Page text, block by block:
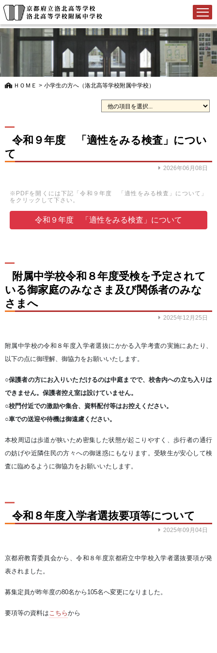
ＨＯＭＥ > 小学生の方へ（洛北高等学校附属中学校）
令和９年度 「適性をみる検査」につい
て
2026年06月08日
※PDFを開くには下記「令和９年度 「適性をみる検査」について」
をクリックして下さい。
令和９年度 「適性をみる検査」について
附属中学校令和８年度受検を予定されて
いる御家庭のみなさま及び関係者のみな
さまへ
2025年12月25日
附属中学校の令和８年度入学者選抜にかかる入学考査の実施にあたり、
以下の点に御理解、御協力をお願いいたします。
○保護者の方にお入りいただけるのは中庭までで、校舎内への立ち入りは
できません。保護者控え室は設けていません。
○校門付近での激励や集合、資料配付等はお控えください。
○車での送迎や待機は御遠慮ください。
本校周辺は歩道が狭いため密集した状態が起こりやすく、歩行者の通行
の妨げや近隣住民の方々への御迷惑にもなります。受験生が安心して検
査に臨めるように御協力をお願いいたします。
令和８年度入学者選抜要項等について
2025年09月04日
京都府教育委員会から、令和８年度京都府立中学校入学者選抜要項が発
表されました。
募集定員が昨年度の80名から105名へ変更になりました。
要項等の資料はこちらから